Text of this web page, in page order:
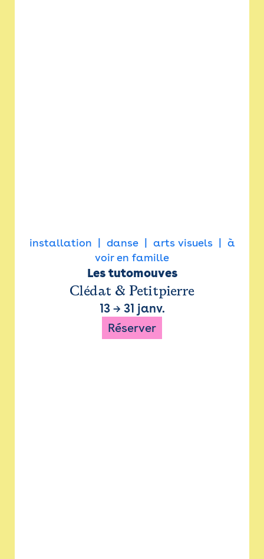
installation danse arts visuels
à
voir en famille
Les tutomouves
Clédat & Petitpierre
13→ 31 janv.
Réserver